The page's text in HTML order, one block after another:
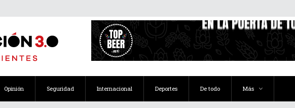
Opinión Seguridad Internacional Deportes De todo Más